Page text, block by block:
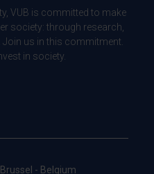
VUB is committed to make
society: through research,
us in this commitment.
in society.
- Belgium